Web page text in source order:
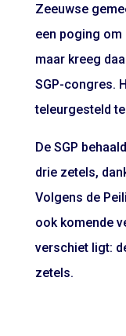
Zeeuwse
een poging om
maar kreeg
SGP-congres.
teleurgesteld
De SGP
drie zetels,
Volgens de
ook komende
verschiet ligt:
zetels.